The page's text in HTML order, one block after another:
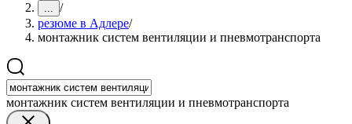
... /
резюме в Адлере/
монтажник систем вентиляции и пневмотранспорта
монтажник систем вентиляции и пневмотранспорта